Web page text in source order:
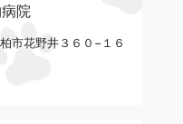
院
市花野井３６０−１６